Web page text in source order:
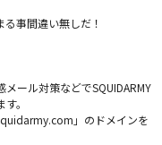
事間違い無しだ！
ール対策などでSQUIDARMY
。
」のドメインを